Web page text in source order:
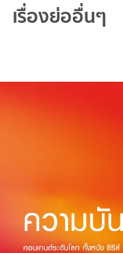
เรื่องย่ออื่นๆ